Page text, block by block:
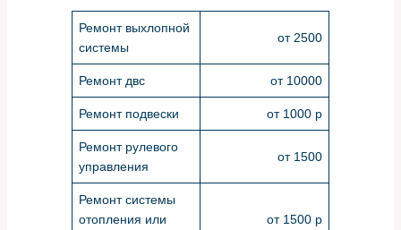
Ремонт выхлопной
системы
от 2500
Ремонт двс от 10000
Ремонт подвески от 1000 р
Ремонт рулевого
управления
от 1500
Ремонт системы
отопления или
от 1500 р